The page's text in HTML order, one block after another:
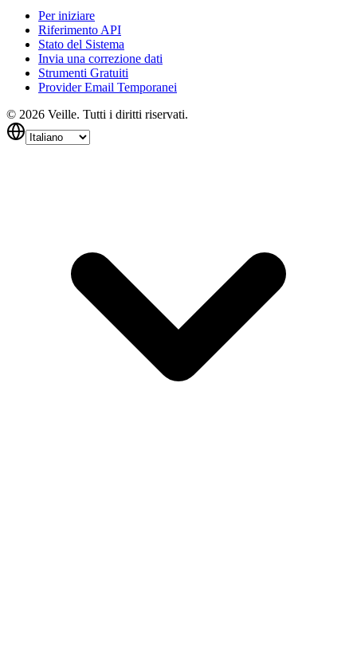
Per iniziare
Riferimento API
Stato del Sistema
Invia una correzione dati
Strumenti Gratuiti
Provider Email Temporanei
© 2026 Veille. Tutti i diritti riservati.